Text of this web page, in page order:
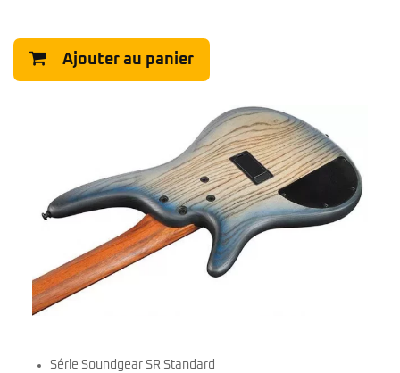
Ajouter au panier
Série Soundgear SR Standard